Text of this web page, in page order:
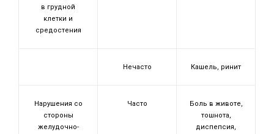
в грудной
клетки и
средостения
Нечасто Кашель, ринит
Нарушения со
стороны
желудочно-
Часто
Боль в животе,
тошнота,
диспепсия,